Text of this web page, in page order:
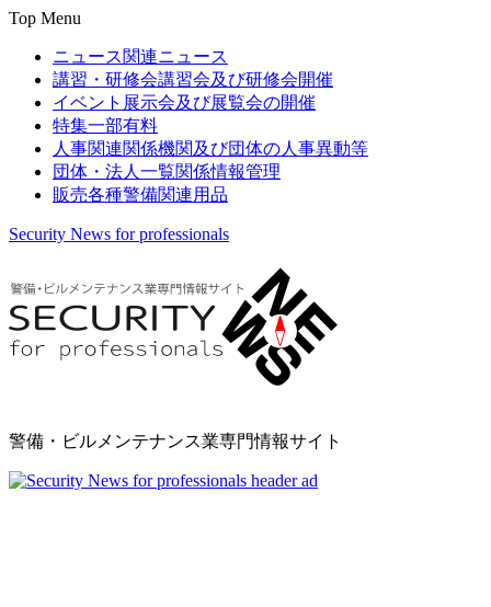
Top Menu
ニュース関連ニュース
講習・研修会講習会及び研修会開催
イベント 展示会及び展覧会の開催
特集一部有料
人事関連関係機関及び団体の人事異動等
団体・法人一覧関係情報管理
販売各種警備関連用品
Security News for professionals
警備・ビルメンテナンス業専門情報サイト